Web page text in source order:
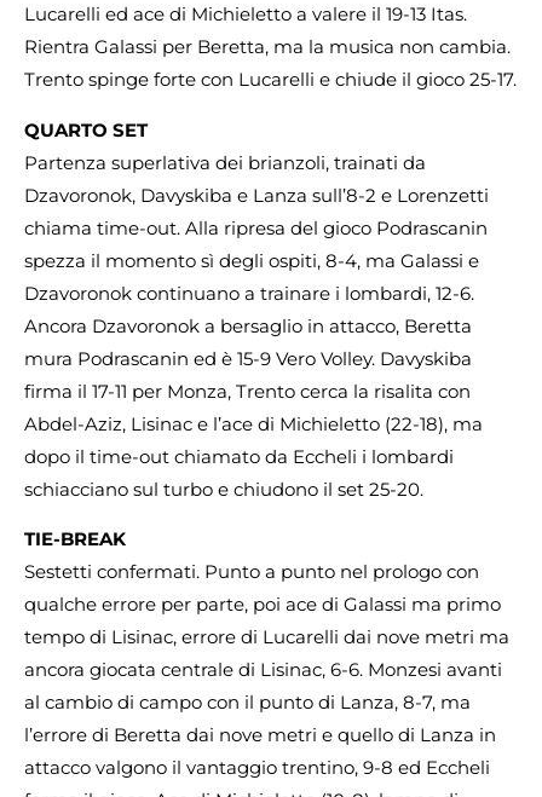
Lucarelli ed ace di Michieletto a valere il 19-13 Itas.
Rientra Galassi per Beretta, ma la musica non cambia.
Trento spinge forte con Lucarelli e chiude il gioco 25-17.
QUARTO SET
Partenza superlativa dei brianzoli, trainati da
Dzavoronok, Davyskiba e Lanza sull’8-2 e Lorenzetti
chiama time-out. Alla ripresa del gioco Podrascanin
spezza il momento sì degli ospiti, 8-4, ma Galassi e
Dzavoronok continuano a trainare i lombardi, 12-6.
Ancora Dzavoronok a bersaglio in attacco, Beretta
mura Podrascanin ed è 15-9 Vero Volley. Davyskiba
firma il 17-11 per Monza, Trento cerca la risalita con
Abdel-Aziz, Lisinac e l’ace di Michieletto (22-18), ma
dopo il time-out chiamato da Eccheli i lombardi
schiacciano sul turbo e chiudono il set 25-20.
TIE-BREAK
Sestetti confermati. Punto a punto nel prologo con
qualche errore per parte, poi ace di Galassi ma primo
tempo di Lisinac, errore di Lucarelli dai nove metri ma
ancora giocata centrale di Lisinac, 6-6. Monzesi avanti
al cambio di campo con il punto di Lanza, 8-7, ma
l’errore di Beretta dai nove metri e quello di Lanza in
attacco valgono il vantaggio trentino, 9-8 ed Eccheli